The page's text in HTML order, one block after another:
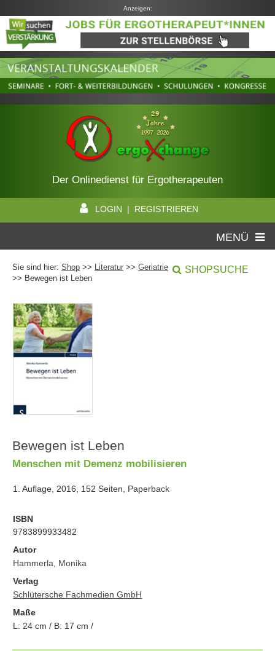
Anzeigen:
Der Onlinedienst für Ergotherapeuten
LOGIN | REGISTRIEREN
MENÜ
Sie sind hier: Shop >> Literatur >> Geriatrie
>> Bewegen ist Leben
SHOPSUCHE
Bewegen ist Leben
Menschen mit Demenz mobilisieren
1. Auflage, 2016, 152 Seiten, Paperback
ISBN
9783899933482
Autor
Hammerla, Monika
Verlag
Schlütersche Fachmedien GmbH
Maße
L:24 cm / B: 17 cm /